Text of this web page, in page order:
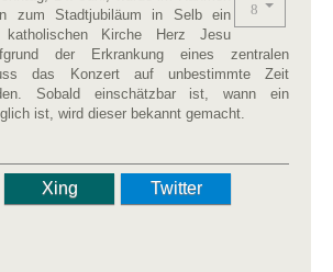
zum Stadtjubiläum in Selb ein
Kirche Herz Jesu
der Erkrankung eines zentralen
das Konzert auf unbestimmte Zeit
Sobald einschätzbar ist, wann ein
ist, wird dieser bekannt gemacht.
Xing
Twitter